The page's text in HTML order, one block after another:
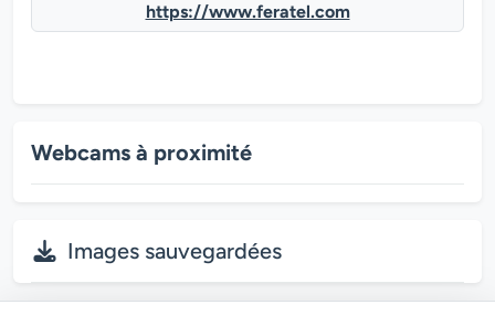
https://www.feratel.com
Webcams à proximité
Images sauvegardées